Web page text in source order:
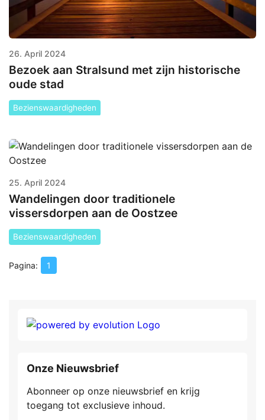
26. April 2024
Bezoek aan Stralsund met zijn historische
oude stad
Bezienswaardigheden
25. April 2024
Wandelingen door traditionele
vissersdorpen aan de Oostzee
Bezienswaardigheden
1
Onze Nieuwsbrief
Abonneer op onze nieuwsbrief en krijg
toegang tot exclusieve inhoud.